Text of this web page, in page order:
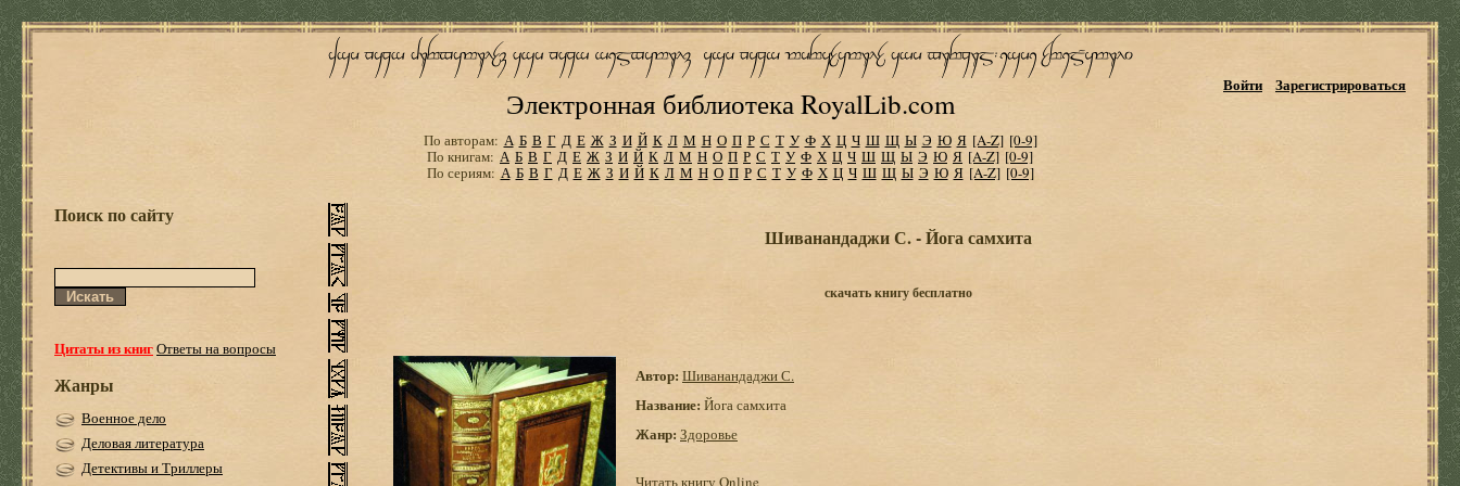
Электронная библиотека RoyalLib.com
Войти Зарегистрироваться
По авторам: А Б В Г Д Е Ж З И Й К Л М Н О П Р С Т У Ф Х Ц Ч Ш Щ Ы Э Ю Я [A-Z] [0-9]
По книгам: А Б В Г Д Е Ж З И Й К Л М Н О П Р С Т У Ф Х Ц Ч Ш Щ Ы Э Ю Я [A-Z] [0-9]
По сериям: А Б В Г Д Е Ж З И Й К Л М Н О П Р С Т У Ф Х Ц Ч Ш Щ Ы Э Ю Я [A-Z] [0-9]
Поиск по сайту
Цитаты из книгОтветы на вопросы
Жанры
Военное дело
Деловая литература
Детективы и Триллеры
Шиванандаджи С. - Йога самхита
скачать книгу бесплатно
Автор: Шиванандаджи С.
Название: Йога самхита
Жанр: Здоровье
Читать книгу Online